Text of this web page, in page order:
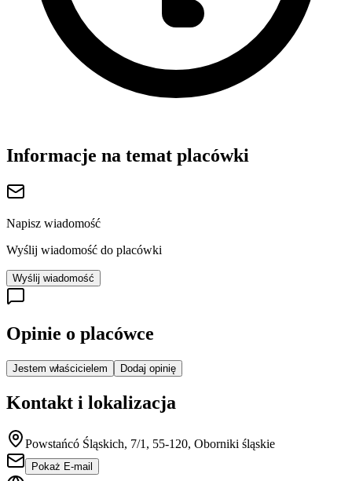
Informacje na temat placówki
Napisz wiadomość
Wyślij wiadomość do placówki
Wyślij wiadomość
Opinie o placówce
Jestem właścicielem Dodaj opinię
Kontakt i lokalizacja
Powstańcó Śląskich, 7/1, 55-120, Oborniki śląskie
Pokaż E-mail